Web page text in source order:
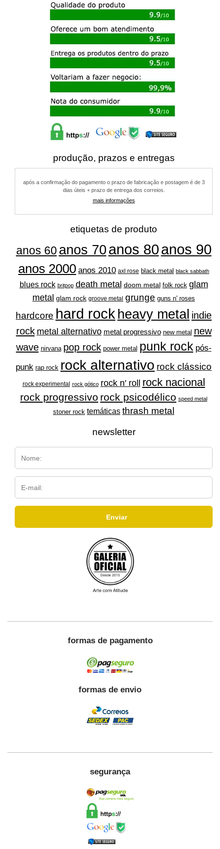
produção, prazos e entregas
após a confirmação do pagamento o prazo de fabricação e postagem é de 3
dias úteis + prazo de entrega dos correios.
mais informações
etiquetas de produto
anos 60 anos 70 anos 80anos 90
anos 2000 anos 2010 axl rose black metal black sabbath
blues rock britpop death metal doom metal folk rock glam
metal glam rock groove metal grunge guns n' roses
hardcore hard rock heavy metal indie
rock metal alternativo metal progressivo new metal new
wave nirvana pop rock power metal punk rock pós-
punk rap rock rock alternativo rock clássico
rock experimental rock gótico rock n' roll rock nacional
rock progressivo rock psicodélico speed metal
stoner rock temáticas thrash metal
newsletter
formas de pagamento
formas de envio
segurança